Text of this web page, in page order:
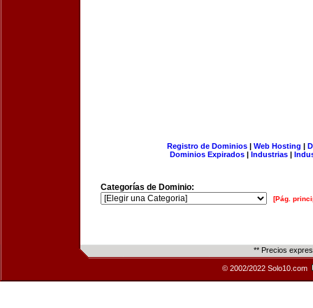
Registro de Dominios| Web Hosting |
Dominios Expirados | Industrias |
Categorías de Dominio:
[Pág.
** Precios
© 2002/2022 Solo10.com